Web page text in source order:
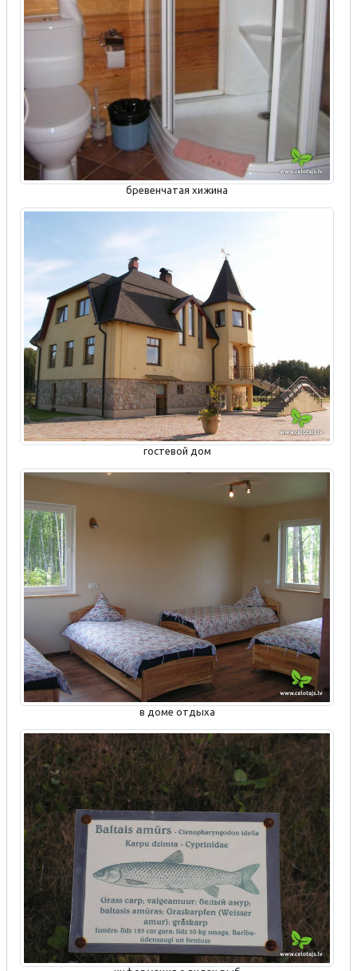
бревенчатая хижина
гостевой дом
в доме отдыха